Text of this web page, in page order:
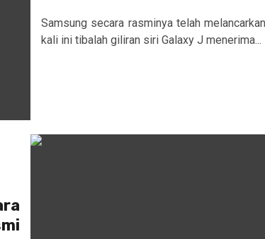
Samsung secara rasminya telah
kali ini tibalah giliran siri Galaxy J menerima...